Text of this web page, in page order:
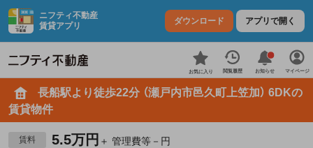
ニフティ不動産
賃貸アプリ
ダウンロード アプリで開く
お気に入り 閲覧履歴 お知らせ マイページ
長船駅より徒歩22分 （瀬戸内市邑久町上笠加） 6DKの
賃貸物件
賃料 5.5万円 ＋ 管理費等－円